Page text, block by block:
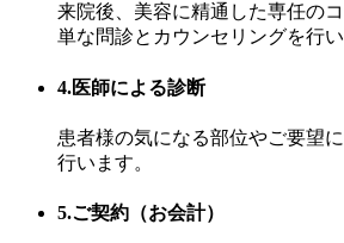
来院後、美容に精通した専任の
単な問診とカウンセリングを行い
4.医師による診断
患者様の気になる部位やご要望
行います。
5.ご契約（お会計）